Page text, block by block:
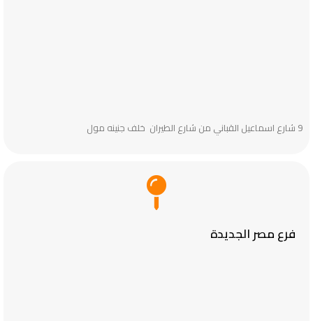
9 شارع اسماعيل القباني من شارع الطيران خلف جنينه مول
فرع مصر الجديدة